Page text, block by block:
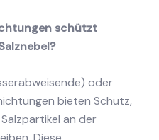
schützt
oder
bieten Schutz,
an der